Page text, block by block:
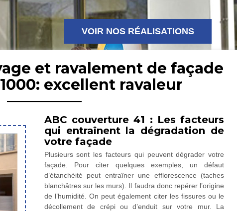
VOIR NOS RÉALISATIONS
et ravalement de façade
excellent ravaleur
ABC couverture 41 : Les facteurs
qui entraînent la dégradation de
votre façade
Plusieurs sont les facteurs qui peuvent dégrader votre
façade. Pour citer quelques exemples, un défaut
d’étanchéité peut entraîner une efflorescence (taches
blanchâtres sur les murs). Il faudra donc repérer l’origine
de l’humidité. On peut également citer les fissures ou le
décollement de crépi ou d’enduit sur votre mur. La